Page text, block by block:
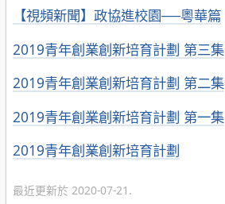
【視頻新聞】政協進校園──粵華篇
2019青年創業創新培育計劃 第三集
2019青年創業創新培育計劃 第二集
2019青年創業創新培育計劃 第一集
2019青年創業創新培育計劃
最近更新於 2020-07-21.